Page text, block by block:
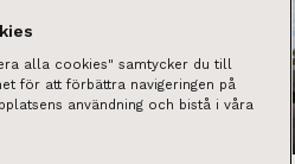
alla cookies" samtycker du till
för att förbättra navigeringen på
användning och bistå i våra